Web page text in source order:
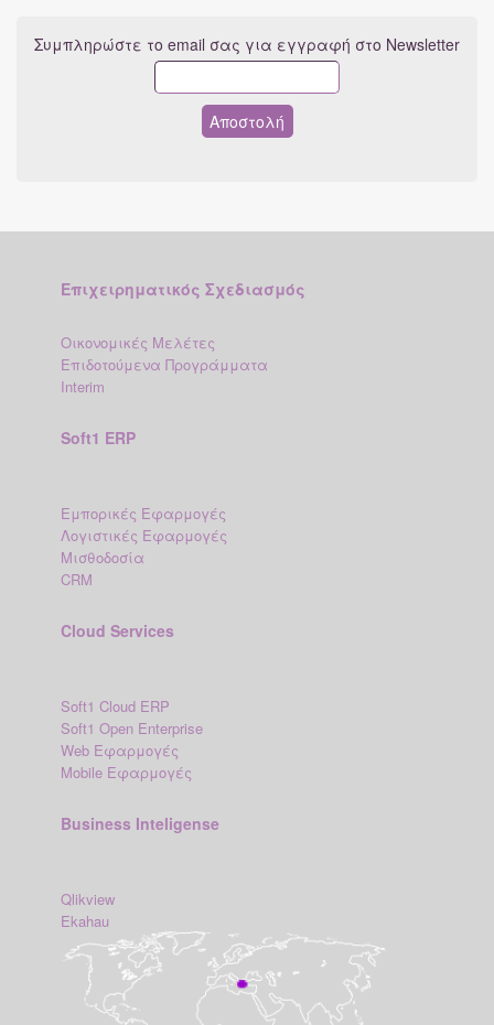
Συμπληρώστε το email σας για εγγραφή στο Newsletter
Επιχειρηματικός Σχεδιασμός
Οικονομικές Μελέτες
Επιδοτούμενα Προγράμματα
Interim
Soft1 ERP
Εμπορικές Εφαρμογές
Λογιστικές Εφαρμογές
Μισθοδοσία
CRM
Cloud Services
Soft1 Cloud ERP
Soft1 Open Enterprise
Web Εφαρμογές
Mobile Εφαρμογές
Business Inteligense
Qlikview
Ekahau